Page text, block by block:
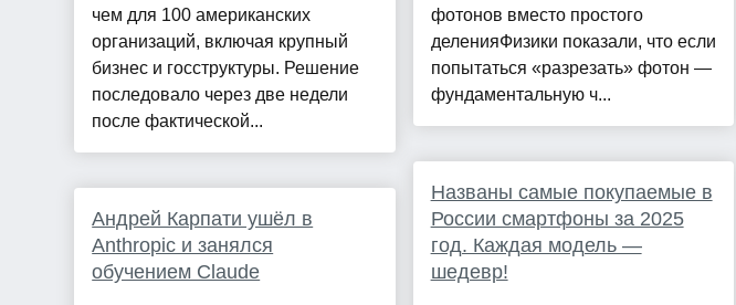
чем для 100 американских
организаций, включая крупный
бизнес и госструктуры. Решение
последовало через две недели
после фактической...
Андрей Карпати ушёл в
Anthropic и занялся
обучением Claude
фотонов вместо простого
деленияФизики показали, что если
попытаться «разрезать» фотон —
фундаментальную ч...
Названы самые покупаемые в
России смартфоны за 2025
год. Каждая модель —
шедевр!